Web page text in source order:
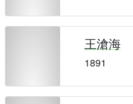
王滄海
1891